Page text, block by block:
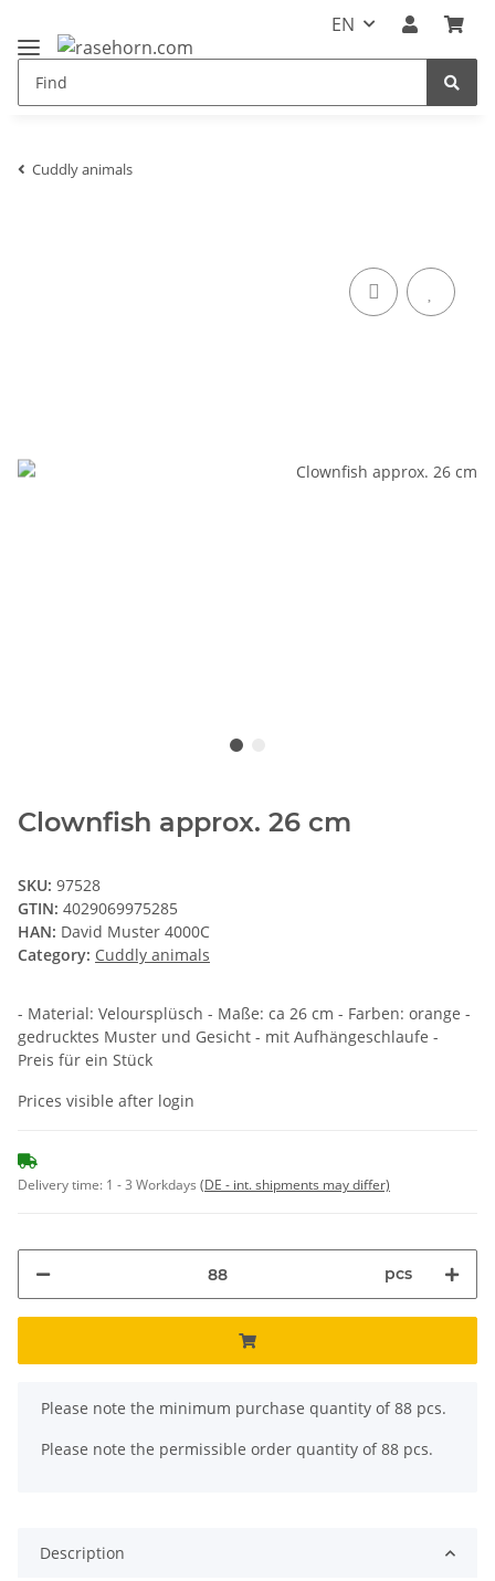
EN
Cuddly animals
Clownfish approx. 26 cm
SKU: 97528
GTIN: 4029069975285
HAN: David Muster 4000C
Category: Cuddly animals
- Material: Veloursplüsch - Maße: ca 26 cm - Farben: orange -
gedrucktes Muster und Gesicht - mit Aufhängeschlaufe -
Preis für ein Stück
Prices visible after login
Delivery time: 1 - 3 Workdays (DE - int. shipments may differ)
pcs
x
Please note the minimum purchase quantity of 88 pcs.
Please note the permissible order quantity of 88 pcs.
Description